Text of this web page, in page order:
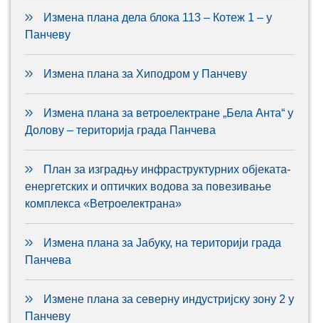
Измена плана дела блока 113 – Котеж 1 – у
Панчеву
Измена плана за Хиподром у Панчеву
Измена плана за ветроелектране „Бела Анта“ у
Долову – територија града Панчева
План за изградњу инфраструктурних објеката-
енергетских и оптичких водова за повезивање
комплекса «Ветроелектрана»
Измена плана за Јабуку, на територији града
Панчева
Измене плана за северну индустријску зону 2 у
Панчеву